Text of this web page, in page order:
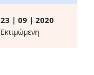
23 | 09 | 2020
Eκτιμώμενη